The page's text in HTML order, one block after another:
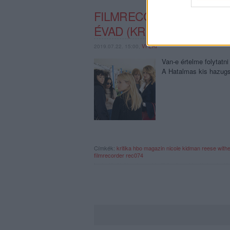
I want
FILMRECORDER.
ÉVAD (KRITIKA)
2019.07.22. 15:00, VFERI
Van-e értelme
A Hatalmas kis
Címkék: kritika hbo magazin nicole kidman reese
filmrecorder rec074